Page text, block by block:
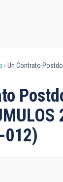
Un Contrato
012)